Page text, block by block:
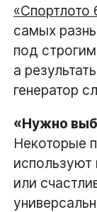
«Спортлото
самых
под
а
генератор
«Нужно
Некоторые
или